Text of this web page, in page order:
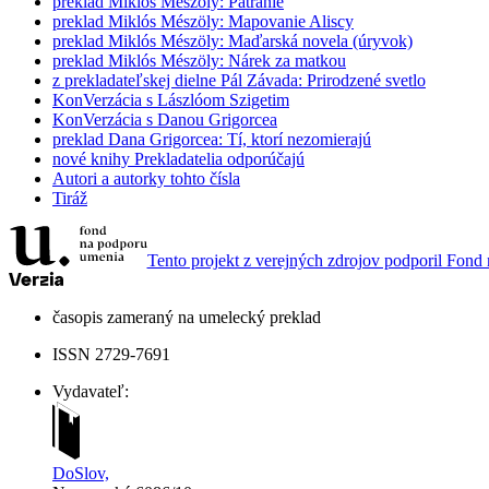
preklad Miklós Mészöly: Mapovanie Aliscy
preklad Miklós Mészöly: Maďarská novela (úryvok)
preklad Miklós Mészöly: Nárek za matkou
z prekladateľskej dielne Pál Závada: Prirodzené svetlo
KonVerzácia s Lászlóom Szigetim
KonVerzácia s Danou Grigorcea
preklad Dana Grigorcea: Tí, ktorí nezomierajú
nové knihy Prekladatelia odporúčajú
Autori a autorky tohto čísla
Tiráž
Tento projekt z verejných zdrojov podporil
časopis zameraný na umelecký preklad
ISSN 2729-7691
Vydavateľ:
DoSlov,